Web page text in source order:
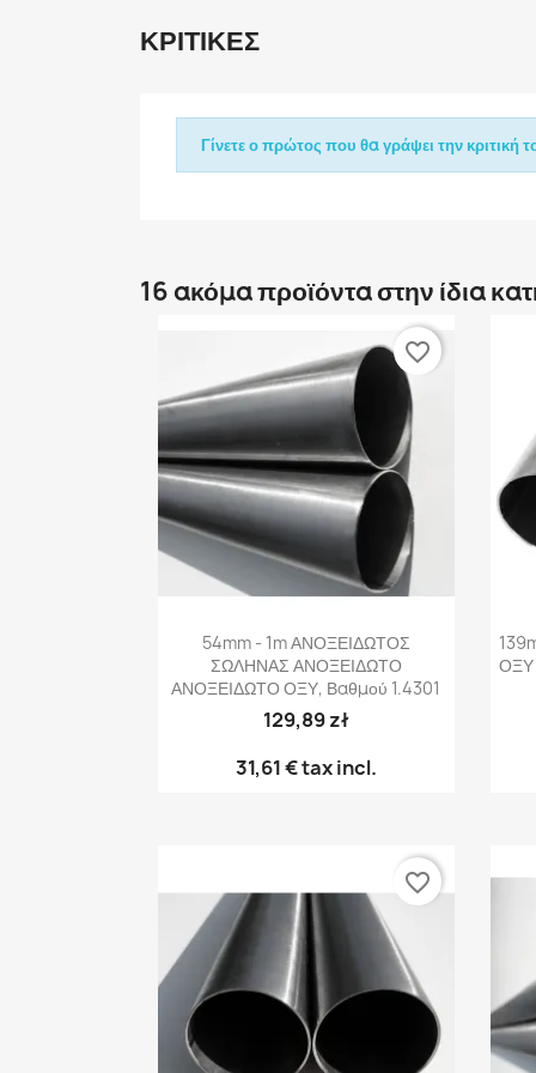
ΚΡΙΤΙΚΈΣ
Γίνετε ο πρώτος που θα γράψει την κριτική
16 ακόμα προϊόντα στην ίδια
Γρήγορη προβολή
54mm - 1m ΑΝΟΞΕΙΔΩΤΟΣ
ΣΩΛΗΝΑΣ ΑΝΟΞΕΙΔΩΤΟ
ΑΝΟΞΕΙΔΩΤΟ ΟΞΥ, Βαθμού 1.4301
129,89 zł
31,61 €tax incl.
favorite_border
ΟΞΥ
favorite_border